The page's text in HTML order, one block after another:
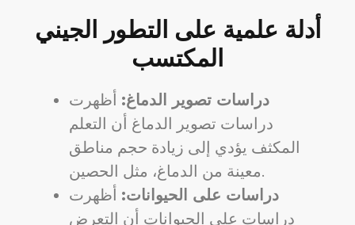
أدلة علمية على التطور الجيني
المكتسب
دراسات تصوير الدماغ: أظهرت
دراسات تصوير الدماغ أن التعلم
المكثف يؤدي إلى زيادة حجم مناطق
معينة من الدماغ، مثل الحصين.
دراسات على الحيوانات: أظهرت
دراسات على الحيوانات أن التعرض